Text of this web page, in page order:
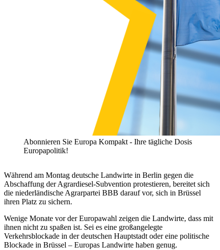
Abonnieren Sie Europa Kompakt - Ihre tägliche Dosis
Europapolitik!
Während am Montag deutsche Landwirte in Berlin gegen die
Abschaffung der Agrardiesel-Subvention protestieren, bereitet sich
die niederländische Agrarpartei BBB darauf vor, sich in Brüssel
ihren Platz zu sichern.
Wenige Monate vor der Europawahl zeigen die Landwirte, dass mit
ihnen nicht zu spaßen ist. Sei es eine großangelegte
Verkehrsblockade in der deutschen Hauptstadt oder eine politische
Blockade in Brüssel – Europas Landwirte haben genug.